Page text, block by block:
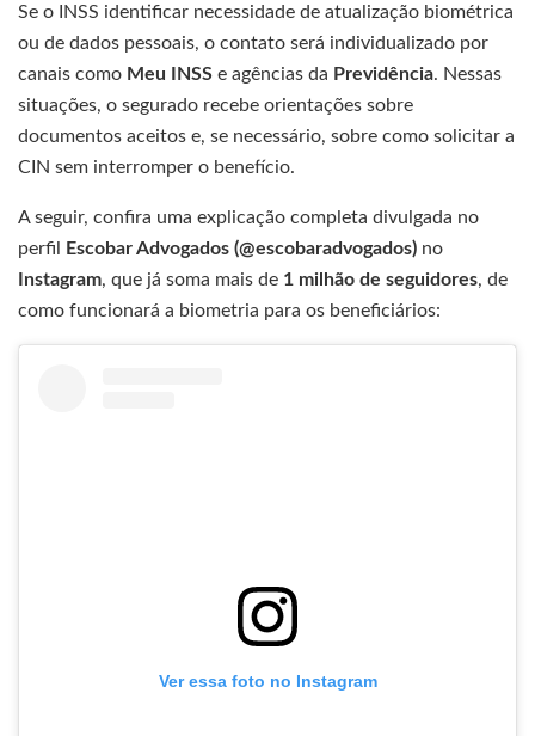
Se o INSS identificar necessidade de atualização biométrica
ou de dados pessoais, o contato será individualizado por
canais como Meu INSS e agências da Previdência. Nessas
situações, o segurado recebe orientações sobre
documentos aceitos e, se necessário, sobre como solicitar a
CIN sem interromper o benefício.
A seguir, confira uma explicação completa divulgada no
perfil
Escobar Advogados (@escobaradvogados) no
Instagram, que já soma mais de 1 milhão de seguidores, de
como funcionará a biometria para os beneficiários:
Ver essa foto no Instagram